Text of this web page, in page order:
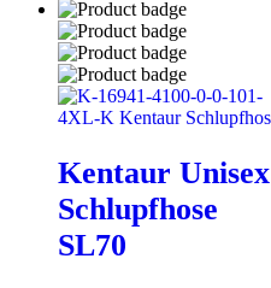
Kentaur Unisex
Schlupfhose
SL70